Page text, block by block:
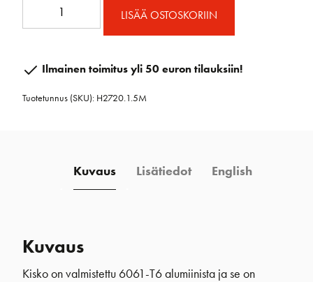
kisko
määrä
LISÄÄ OSTOSKORIIN
Ilmainen toimitus yli 50 euron tilauksiin!
Tuotetunnus (SKU): H2720.1.5M
Kuvaus Lisätiedot English
Kuvaus
Kisko on valmistettu 6061-T6 alumiinista ja se on